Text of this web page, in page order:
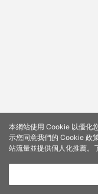
本網站使用 Cookie 以優化
示您同意我們的 Cookie 政
站流量並提供個人化推薦。